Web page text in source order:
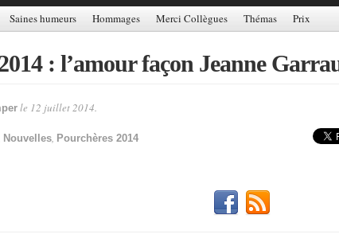
Saines humeurs Hommages Merci Collègues Thémas Prix
: l’amour façon Jeanne
le 12 juillet 2014.
Nouvelles, Pourchères 2014